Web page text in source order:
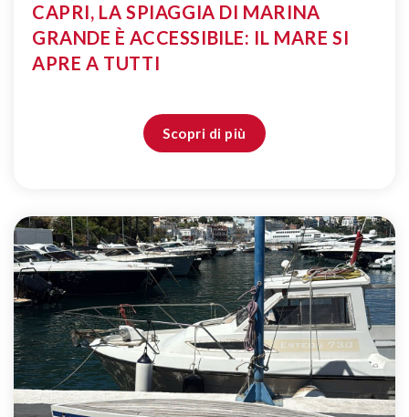
CAPRI, LA SPIAGGIA DI MARINA
GRANDE È ACCESSIBILE: IL MARE SI
APRE A TUTTI
Scopri di più